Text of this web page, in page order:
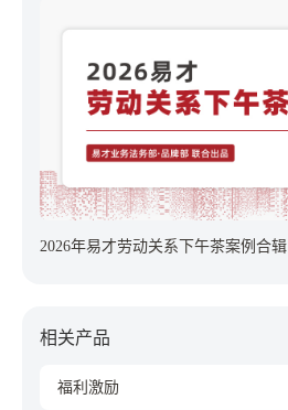
2026年易才劳动关系下午茶案例合辑
相关产品
福利激励